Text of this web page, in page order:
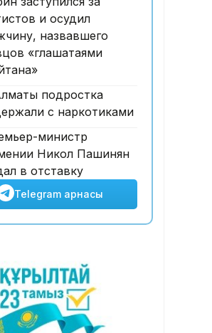
аукцион өткізу
өзгертілмек: кепілдік
құны қымбаттайды
и осудил
назвавшего
«глашатаями
подростка
с наркотиками
министр
Никол Пашинян
в отставку
Telegram арнасы